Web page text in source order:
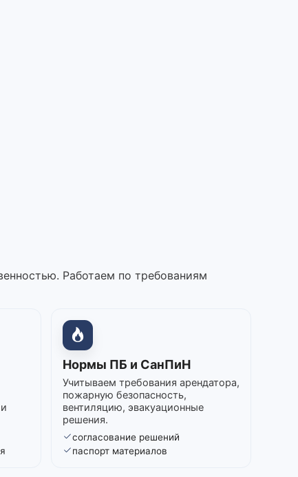
Работаем по требованиям
Нормы ПБ и СанПиН
Учитываем требования арендатора,
пожарную безопасность,
вентиляцию, эвакуационные
решения.
согласование решений
паспорт материалов